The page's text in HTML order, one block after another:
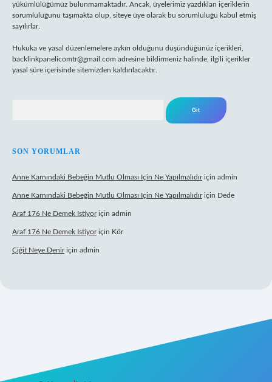
yükümlülüğümüz bulunmamaktadır. Ancak, üyelerimiz yazdıkları içeriklerin
sorumluluğunu taşımakta olup, siteye üye olarak bu sorumluluğu kabul etmiş
sayılırlar.
Hukuka ve yasal düzenlemelere aykırı olduğunu düşündüğünüz içerikleri,
backlinkpanelicomtr@gmail.com adresine bildirmeniz halinde, ilgili içerikler
yasal süre içerisinde sitemizden kaldırılacaktır.
SON YORUMLAR
Anne Karnındaki Bebeğin Mutlu Olması Için Ne Yapılmalıdıriçin admin
Anne Karnındaki Bebeğin Mutlu Olması Için Ne Yapılmalıdıriçin Dede
Araf 176 Ne Demek Istiyoriçin admin
Araf 176 Ne Demek Istiyoriçin Kör
Çiğit Neye Deniriçin admin